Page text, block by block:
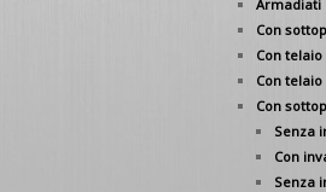
Armadiati
Con
Con telaio
Con telaio
Con
Senza
Con
Senza